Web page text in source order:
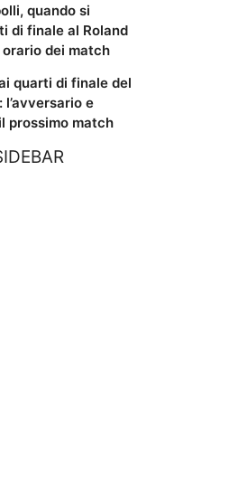
quando si
di finale al Roland
dei match
quarti di finale del
l’avversario e
prossimo match